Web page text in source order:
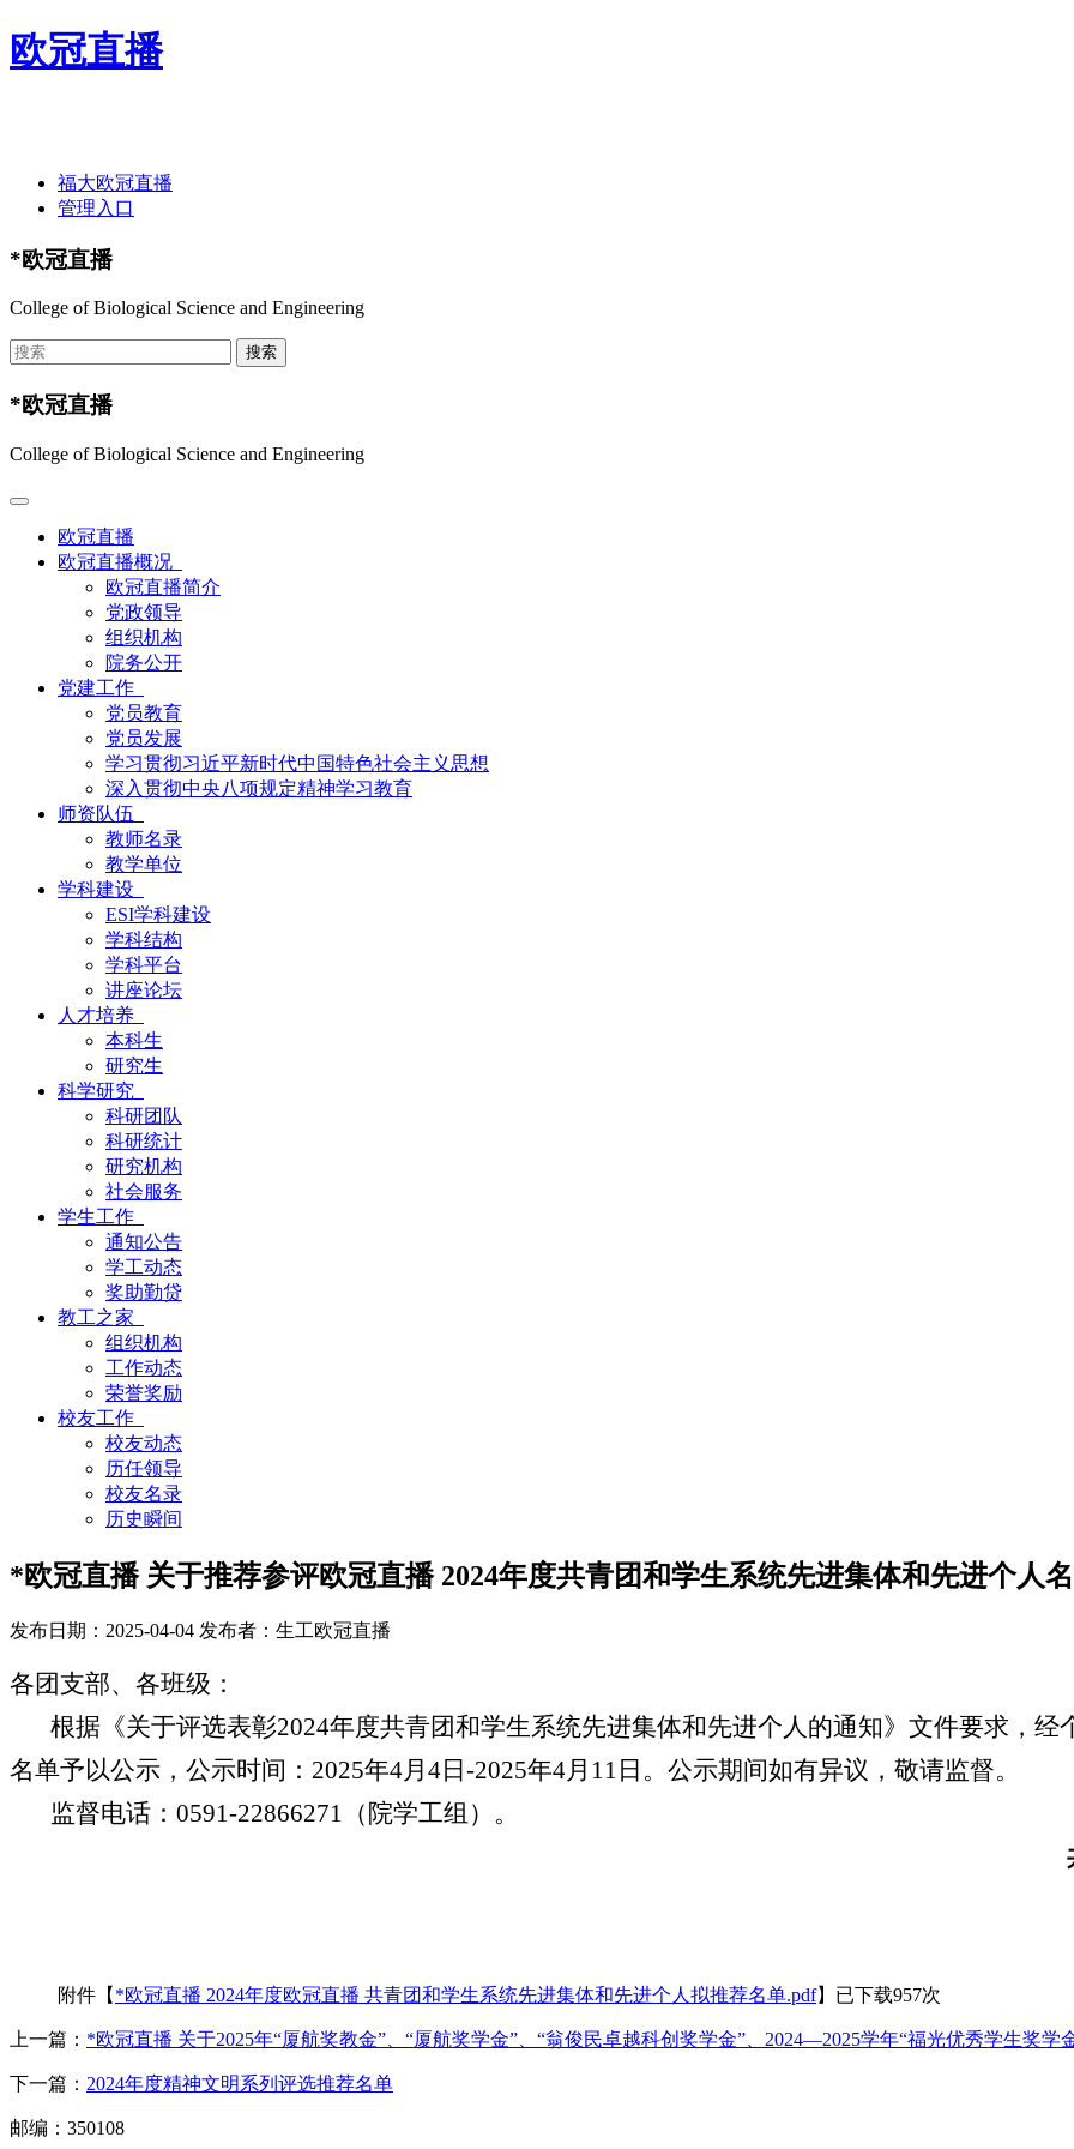
欧冠直播
福大欧冠直播
管理入口
*欧冠直播
College of Biological Science and Engineering
*欧冠直播
College of Biological Science and Engineering
欧冠直播
欧冠直播概况
欧冠直播简介
党政领导
组织机构
院务公开
党建工作
党员教育
党员发展
学习贯彻习近平新时代中国特色社会主义思想
深入贯彻中央八项规定精神学习教育
师资队伍
教师名录
教学单位
学科建设
ESI学科建设
学科结构
学科平台
讲座论坛
人才培养
本科生
研究生
科学研究
科研团队
科研统计
研究机构
社会服务
学生工作
通知公告
学工动态
奖助勤贷
教工之家
组织机构
工作动态
荣誉奖励
校友工作
校友动态
历任领导
校友名录
历史瞬间
*欧冠直播 关于推荐参评欧冠直播 2024年度共青团和学生系统先进集体和先进个人
发布日期：2025-04-04 发布者：生工欧冠直播
各团支部、各班级：
根据《关于评选表彰2024年度共青团和学生系统先进集体和先进个人的通知》文件要求，
名单予以公示，公示时间： 2025年4月 4日 -2025年4月1 1 日。公示期间如有异议，敬请监督。
监督电话： 0591-22866271（院学工组）。
附件【 *欧冠直播 2024年度欧冠直播 共青团和学生系统先进集体和先进个人拟推荐名单.pdf】已下载957次
上一篇： *欧冠直播 关于2025年“厦航奖教金”、“厦航奖学金”、“翁俊民卓越科创奖学金”、2024—2025学年“福光优秀学生奖学
下一篇： 2024年度精神文明系列评选推荐名单
邮编：350108